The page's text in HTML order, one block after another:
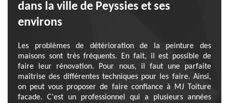
dans la ville de Peyssies et ses
environs
Les problèmes de détérioration de la peinture des
maisons sont très fréquents. En fait, il est possible de
faire leur rénovation. Pour nous, il faut une parfaite
maîtrise des différentes techniques pour les faire. Ainsi,
on peut vous proposer de faire confiance à MJ Toiture
facade. C'est un professionnel qui a plusieurs années